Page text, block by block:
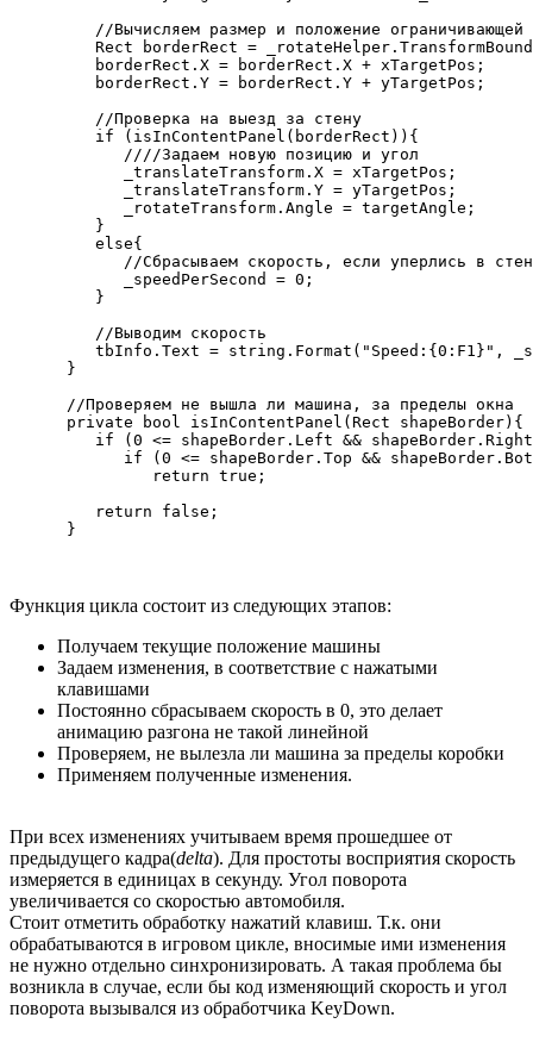
//Вычисляем размер и положение
Rect borderRect =
         borderRect.X = borderRect.X + xTargetPos;
         borderRect.Y = borderRect.Y + yTargetPos;
         //Проверка на выезд за стену
         if (isInContentPanel(borderRect)){
            ////Задаем новую позицию и угол
            _translateTransform.X = xTargetPos;
            _translateTransform.Y = yTargetPos;
            _rotateTransform.Angle = targetAngle;
         }
         else{
//Сбрасываем скорость, если уперлись в
            _speedPerSecond = 0;
         }
         //Выводим скорость
tbInfo.Text = string.Format("Speed:{0:F1}",
      }
      //Проверяем не вышла ли машина, за пределы окна
      private bool isInContentPanel(Rect shapeBorder){
if (0 <= shapeBorder.Left &&
if (0 <= shapeBorder.Top &&
               return true;
         return false;
Функция цикла состоит из следующих этапов:
Получаем текущие положение машины
Задаем изменения, в соответствие с нажатыми
клавишами
Постоянно сбрасываем скорость в 0, это делает
анимацию разгона не такой линейной
Проверяем, не вылезла ли машина за пределы коробки
Применяем полученные изменения.
При всех изменениях учитываем время прошедшее от
предыдущего кадра(delta). Для простоты восприятия скорость
измеряется в единицах в секунду. Угол поворота
увеличивается со скоростью автомобиля.
Стоит отметить обработку нажатий клавиш. Т.к. они
обрабатываются в игровом цикле, вносимые ими изменения
не нужно отдельно синхронизировать. А такая проблема бы
возникла в случае, если бы код изменяющий скорость и угол
поворота вызывался из обработчика KeyDown.